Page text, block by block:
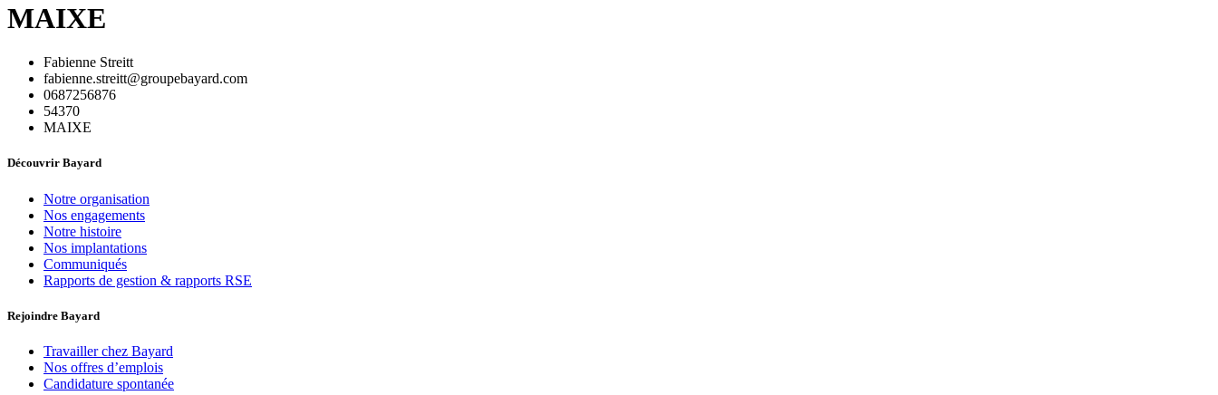
MAIXE
Fabienne Streitt
fabienne.streitt@groupebayard.com
0687256876
54370
MAIXE
Découvrir Bayard
Notre organisation
Nos engagements
Notre histoire
Nos implantations
Communiqués
Rapports de gestion & rapports RSE
Rejoindre Bayard
Travailler chez Bayard
Nos offres d’emplois
Candidature spontanée